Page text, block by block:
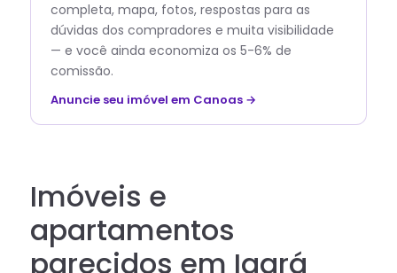
completa, mapa, fotos, respostas para as
dúvidas dos compradores e muita visibilidade
— e você ainda economiza os 5-6% de
comissão.
Anuncie seu imóvel em Canoas →
Imóveis e
apartamentos
parecidos em Igará